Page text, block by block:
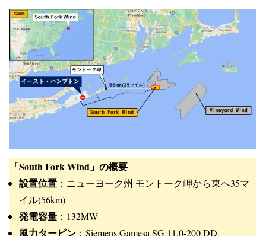
スポンサーリンク
「South Fork Wind」の概要